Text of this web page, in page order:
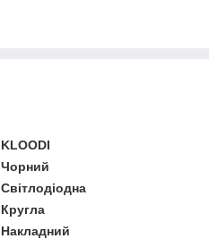
KLOODI
Чорний
Світлодіодна
Кругла
Накладний